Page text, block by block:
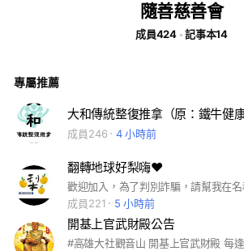
隨善慈善會
成員424 記事本14
專屬推薦
大和傳統整復推拿（原：鐵牛健康
成員246 4 小時前
翻轉地球好梨嗨❤️
成員221
5 小時前
開基上官武財殿公告